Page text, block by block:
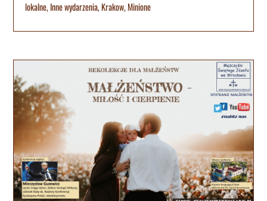
lokalne,Inne wydarzenia,Krakow,Minione